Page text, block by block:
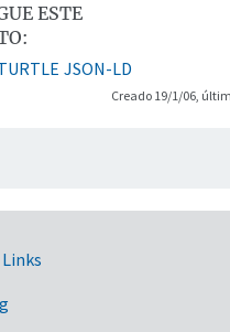
ESTE
JSON-LD
Creado 19/1/06,
Links